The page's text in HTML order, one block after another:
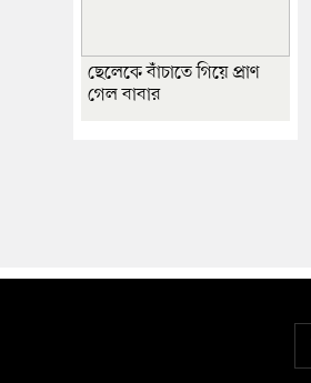
ছেলেকে বাঁচাতে গিয়ে প্রাণ
গেল বাবার